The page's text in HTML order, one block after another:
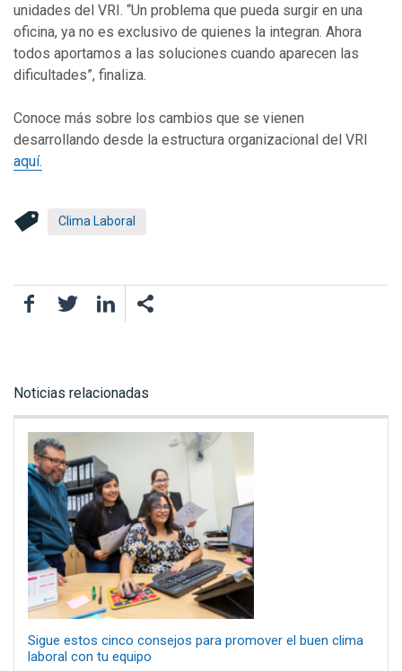
unidades del VRI. “Un problema que pueda surgir en una
oficina, ya no es exclusivo de quienes la integran. Ahora
todos aportamos a las soluciones cuando aparecen las
dificultades”, finaliza.
Conoce más sobre los cambios que se vienen
desarrollando desde la estructura organizacional del VRI
aquí.
Clima Laboral
FacebookTwitter LinkedIn
Noticias relacionadas
Sigue estos cinco consejos para promover el buen clima
laboral con tu equipo